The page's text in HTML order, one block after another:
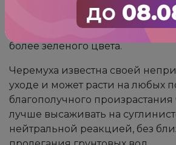
до
что цветение не будет
потеряет свой пурпурный
более зеленого цвета.
Черемуха известна своей
уходе и может расти на любых
благополучного
лучше высаживать на
нейтральной реакцией, без